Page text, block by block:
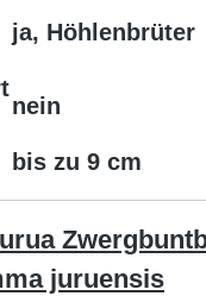
ja, Höhlenbrüter
nein
bis zu 9 cm
juruensis